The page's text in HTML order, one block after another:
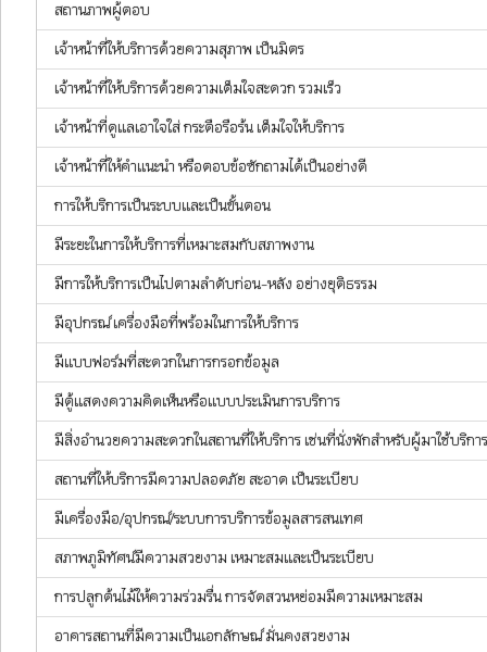
สถานภาพผู้ตอบ
เจ้าหน้าที่ให้บริการด้วยความสุภาพ เป็นมิตร
เจ้าหน้าที่ให้บริการด้วยความเต็มใจสะดวก รวมเร็ว
เจ้าหน้าที่ดูแลเอาใจใส่ กระตือรือร้น เต็มใจให้บริการ
เจ้าหน้าที่ให้คำแนะนำ หรือตอบข้อซักถามได้เป็นอย่างดี
การให้บริการเป็นระบบและเป็นขั้นตอน
มีระยะในการให้บริการที่เหมาะสมกับสภาพงาน
มีการให้บริการเป็นไปตามลำดับก่อน-หลัง อย่างยุติธรรม
มีอุปกรณ์ เครื่องมือที่พร้อมในการให้บริการ
มีแบบฟอร์มที่สะดวกในการกรอกข้อมูล
มีตู้แสดงความคิดเห็นหรือแบบประเมินการบริการ
มีสิ่งอำนวยความสะดวกในสถานที่ให้บริการ เช่นที่นั่งพักสำหรับผู้มาใช้บริก
สถานที่ให้บริการมีความปลอดภัย สะอาด เป็นระเบียบ
มีเครื่องมือ/อุปกรณ์/ระบบการบริการข้อมูลสารสนเทศ
สภาพภูมิทัศน์มีความสวยงาม เหมาะสมและเป็นระเบียบ
การปลูกต้นไม้ให้ความร่วมรื่น การจัดสวนหย่อมมีความเหมาะสม
อาคารสถานที่มีความเป็นเอกลักษณ์ มั่นคงสวยงาม